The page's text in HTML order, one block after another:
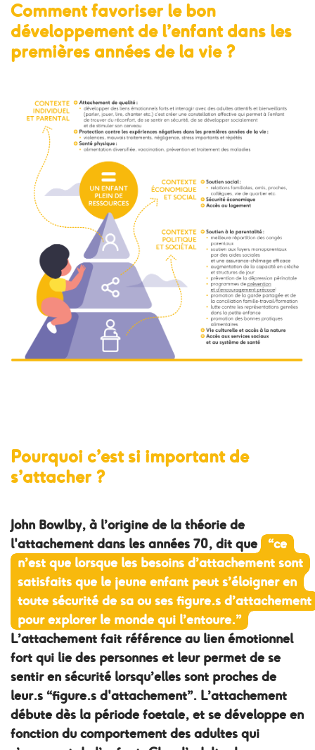
Comment favoriser le bon
développement de l’enfant dans les
premières années de la vie ?
Pourquoi c’est si important de
s’attacher ?
John Bowlby, à l’origine de la théorie de
l'attachement dans les années 70, dit que “ce
n’est que lorsque les besoins d’attachement sont
satisfaits que le jeune enfant peut s’éloigner en
toute sécurité de sa ou ses figure.s d’attachement
pour explorer le monde qui l’entoure.”
L’attachement fait référence au lien émotionnel
fort qui lie des personnes et leur permet de se
sentir en sécurité lorsqu’elles sont proches de
leur.s “figure.s d'attachement”. L’attachement
débute dès la période foetale, et se développe en
fonction du comportement des adultes qui